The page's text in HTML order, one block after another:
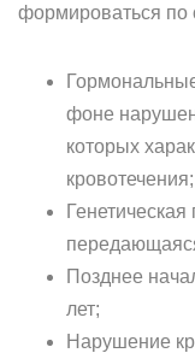
формироваться
фоне
которых
кровотечения;
Позднее
лет;
Нарушение